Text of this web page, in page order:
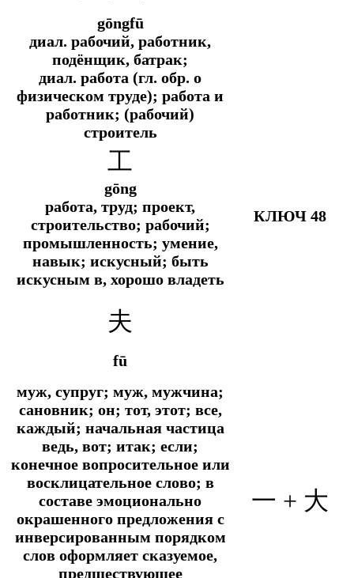
gōngfū
диал. рабочий, работник,
подёнщик, батрак;
диал. работа (гл. обр. о
физическом труде); работа и
работник; (рабочий)
строитель
工
gōng
работа, труд; проект,
строительство; рабочий;
промышленность; умение,
навык; искусный; быть
искусным в, хорошо владеть
КЛЮЧ 48
夫
fū
муж, супруг; муж, мужчина;
сановник; он; тот, этот; все,
каждый; начальная частица
ведь, вот; итак; если;
конечное вопросительное или
восклицательное слово; в
составе эмоционально
окрашенного предложения с
инверсированным порядком
слов оформляет сказуемое,
предшествующее
一 + 大